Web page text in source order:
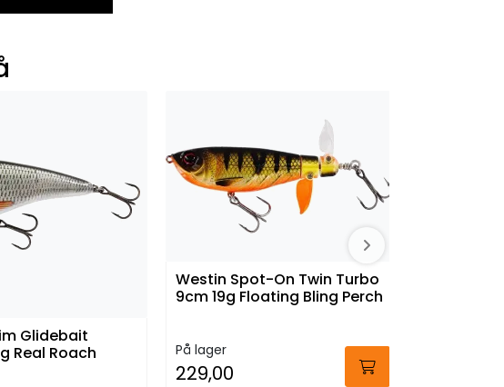
Glidebait
Real Roach
Westin Spot-On Twin Turbo
9cm 19g Floating Bling Perch
På lager
229,00